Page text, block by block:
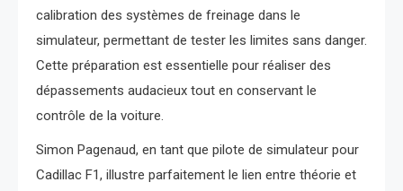
calibration des systèmes de freinage dans le
simulateur, permettant de tester les limites sans danger.
Cette préparation est essentielle pour réaliser des
dépassements audacieux tout en conservant le
contrôle de la voiture.
Simon Pagenaud, en tant que pilote de simulateur pour
Cadillac F1, illustre parfaitement le lien entre théorie et